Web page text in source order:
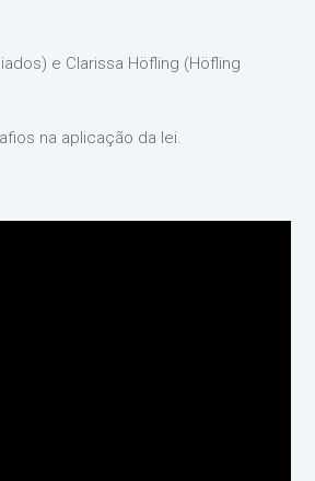
e Clarissa Höfling (Höfling
na aplicação da lei.